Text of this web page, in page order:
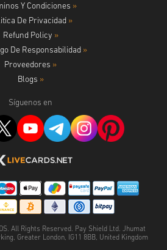
Y Condiciones »
De Privacidad »
Refund Policy »
De Responsabilidad »
Proveedores »
Blogs »
Síguenos en
All Rights Reserved. Pay Shield Ltd. Jhumat
Greater London, IG11 8BB, United Kingdom